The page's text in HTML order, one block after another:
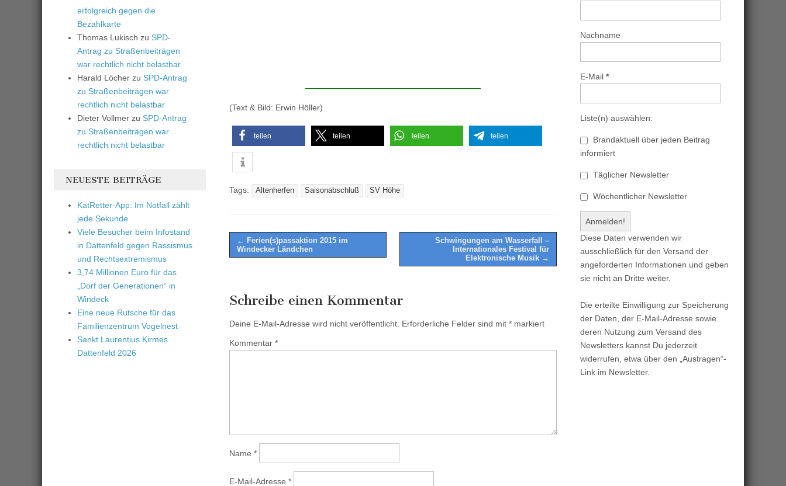
(Text & Bild: Erwin Höller)
teilen teilen teilen teilen
Tags: Altenherfen Saisonabschluß SV Höhe
Post
navigation
← Ferien(s)passaktion 2015 im
Windecker Ländchen
Schwingungen am Wasserfall –
Internationales Festival für
Elektronische Musik →
Schreibe einen Kommentar
Deine E-Mail-Adresse wird nicht veröffentlicht. Erforderliche Felder sind mit * markiert
Kommentar *
Name *
E-Mail-Adresse *
erfolgreich gegen die
Bezahlkarte
Thomas Lukisch zu SPD-
Antrag zu Straßenbeiträgen
war rechtlich nicht belastbar
Harald Löcher zu SPD-Antrag
zu Straßenbeiträgen war
rechtlich nicht belastbar
Dieter Vollmer zu SPD-Antrag
zu Straßenbeiträgen war
rechtlich nicht belastbar
NEUESTE BEITRÄGE
KatRetter-App: Im Notfall zählt
jede Sekunde
Viele Besucher beim Infostand
in Dattenfeld gegen Rassismus
und Rechtsextremismus
3,74 Millionen Euro für das
„Dorf der Generationen“ in
Windeck
Eine neue Rutsche für das
Familienzentrum Vogelnest
Sankt Laurentius Kirmes
Dattenfeld 2026
Nachname
E-Mail *
Liste(n) auswählen:
Brandaktuell über jeden Beitrag
informiert
Täglicher Newsletter
Wöchentlicher Newsletter
Diese Daten verwenden wir
ausschließlich für den Versand der
angeforderten Informationen und geben
sie nicht an Dritte weiter.
Die erteilte Einwilligung zur Speicherung
der Daten, der E-Mail-Adresse sowie
deren Nutzung zum Versand des
Newsletters kannst Du jederzeit
widerrufen, etwa über den „Austragen“-
Link im Newsletter.